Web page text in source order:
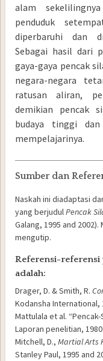
alam
penduduk
diperbaruhi dan
Sebagai hasil dari
gaya-gaya pencak
negara-negara
ratusan aliran,
demikian pencak
budaya tinggi
mempelajarinya.
Sumber dan
Naskah ini diadaptasi
yang berjudul Pencak
Galang, 1995 and
mengutip.
Referensi-referensi
adalah:
Drager, D. & Smith, R.
Kodansha International,
Mattulala et al.
Laporan penelitian, 1980.
Mitchell, D., Martial Arts
Stanley Paul, 1995 and